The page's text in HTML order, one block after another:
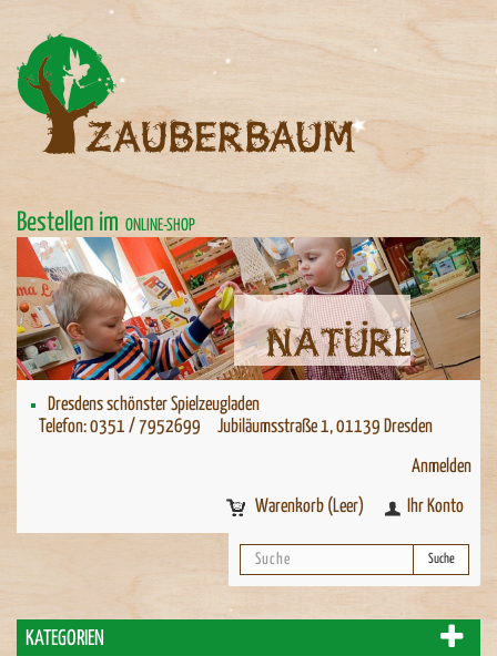
Bestellen im ONLINE-SHOP
Natürlich spielen
Natürlich spielen
Dresdens schönster Spielzeugladen
Telefon: 0351 / 7952699 Jubiläumsstraße 1, 01139 Dresden
Anmelden
Warenkorb (Leer) Ihr Konto
Suche
KATEGORIEN